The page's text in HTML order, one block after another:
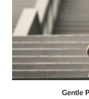
Gentle